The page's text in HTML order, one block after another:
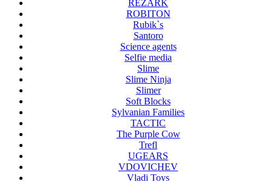
REZARK
ROBITON
Rubik`s
Santoro
Science agents
Selfie media
Slime
Slime Ninja
Slimer
Soft Blocks
Sylvanian Families
TACTIC
The Purple Cow
Trefl
UGEARS
VDOVICHEV
Vladi Toys